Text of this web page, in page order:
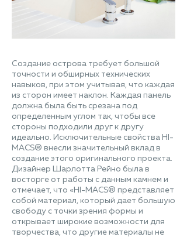
Создание острова требует большой
точности и обширных технических
навыков, при этом учитывая, что каждая
из сторон имеет наклон. Каждая панель
должна была быть срезана под
определенным углом так, чтобы все
стороны подходили друг к другу
идеально. Исключительные свойства HI-
MACS® внесли значительный вклад в
создание этого оригинального проекта.
Дизайнер Шарлотта Рейно была в
восторге от работы с данным камнем и
отмечает, что «HI-MACS® представляет
собой материал, который дает большую
свободу с точки зрения формы и
открывает широкие возможности для
творчества, что другие материалы не